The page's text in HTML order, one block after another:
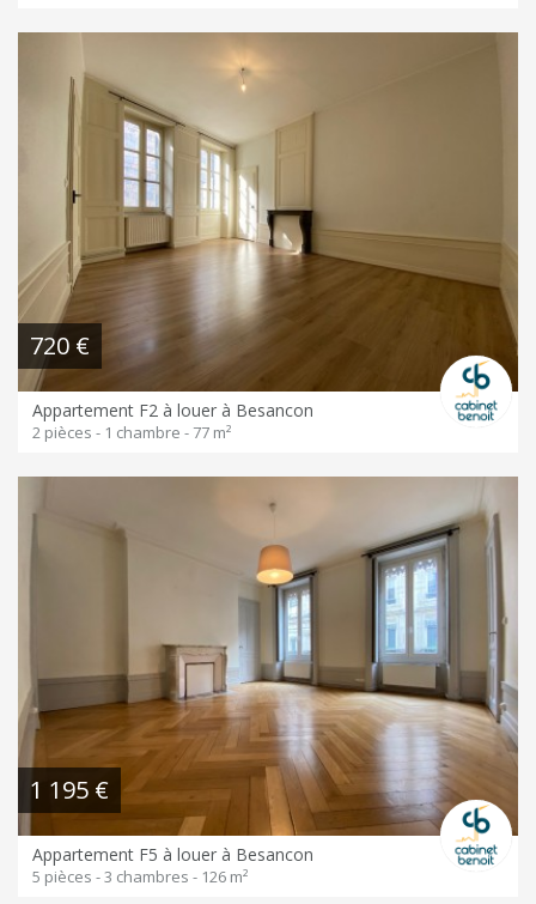
720 €
Appartement F2 à louer à Besancon
2 pièces - 1 chambre - 77 m²
1 195 €
Appartement F5 à louer à Besancon
5 pièces - 3 chambres - 126 m²